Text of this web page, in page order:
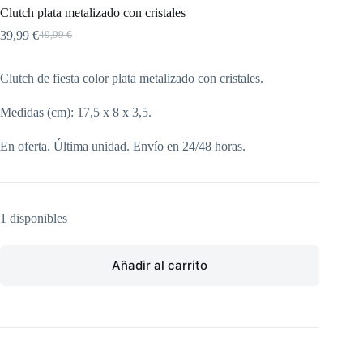
Clutch plata metalizado con cristales
49,99€
El
era:
39,99 €El
es:
Clutch de fiesta color plata metalizado con cristales.
Medidas (cm): 17,5 x 8 x 3,5.
En oferta. Última unidad. Envío en 24/48 horas.
1 disponibles
Añadir al carrito